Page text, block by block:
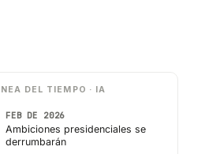
DEL TIEMPO · IA
FEB DE 2026
Ambiciones presidenciales se
derrumbarán